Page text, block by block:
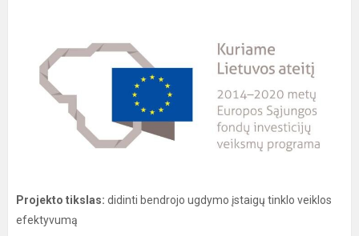
Projekto tikslas: didinti bendrojo ugdymo įstaigų tinklo veiklos
efektyvumą